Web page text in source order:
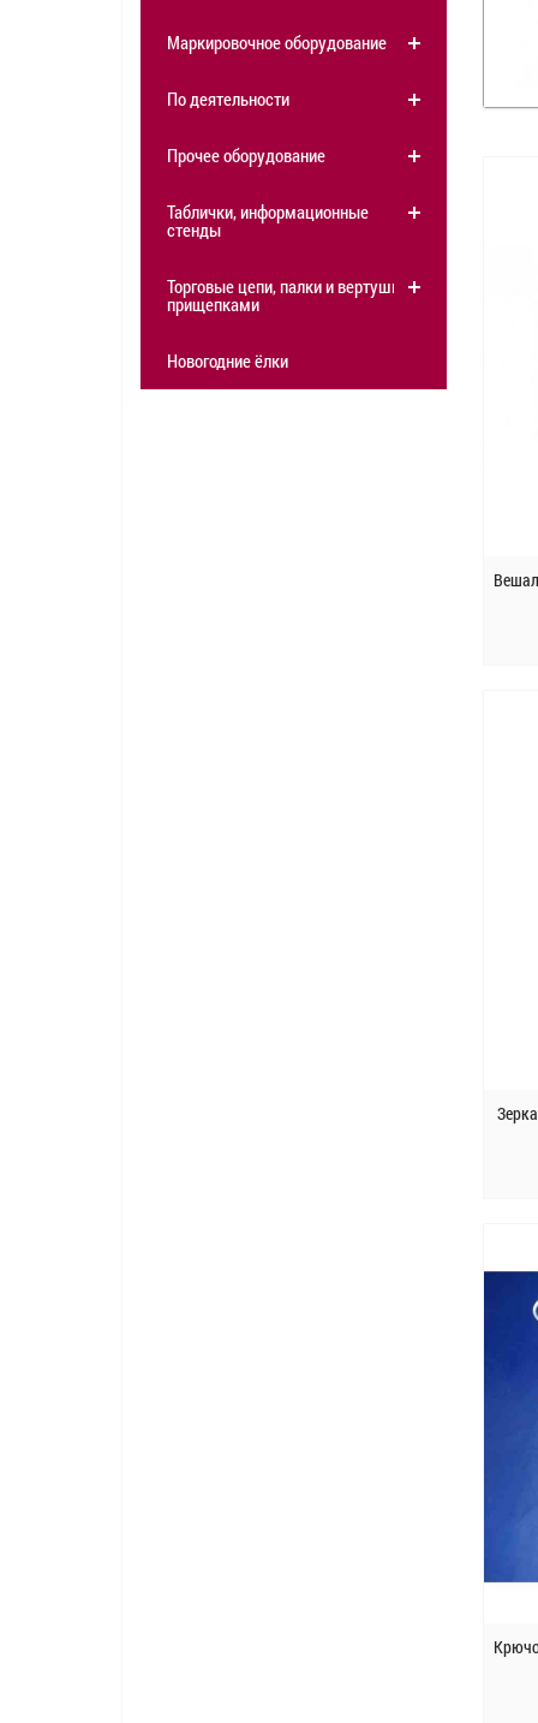
Маркировочное оборудование
По деятельности
Прочее оборудование
Таблички, информационные
стенды
Торговые цепи, палки и вертушки с
прищепками
Новогодние ёлки